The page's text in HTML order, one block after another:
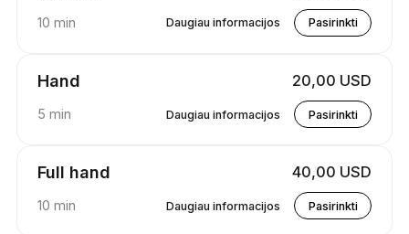
10 min Daugiau informacijos Pasirinkti
Hand 20,00 USD
5 min Daugiau informacijos Pasirinkti
Full hand 40,00 USD
10 min Daugiau informacijos Pasirinkti